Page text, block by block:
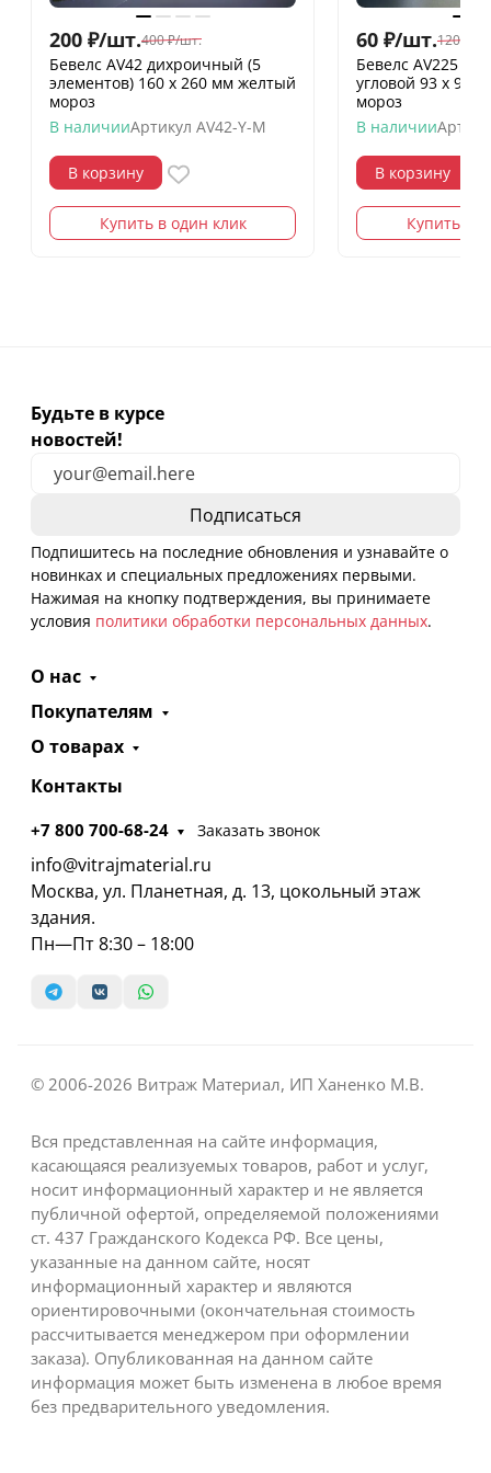
200 ₽/шт.400 ₽/шт.
Бевелс AV42 дихроичный (5
элементов) 160 х 260 мм желтый
мороз
В наличииАртикул AV42-Y-M
В корзину
Купить в один клик
60 ₽/шт.120
Бевелс AV225
угловой 93 х 93
мороз
В наличии
В корзину
Купить в
Будьте в курсе
новостей!
Подпишитесь на последние обновления и узнавайте о
новинках и специальных предложениях первыми.
Нажимая на кнопку подтверждения, вы принимаете
условия политики обработки персональных данных.
О нас
Покупателям
О товарах
Контакты
+7 800 700-68-24 Заказать звонок
info@vitrajmaterial.ru
Москва, ул. Планетная, д. 13, цокольный этаж
здания.
Пн—Пт 8:30 – 18:00
© 2006-2026 Витраж Материал, ИП Ханенко М.В.
Вся представленная на сайте информация,
касающаяся реализуемых товаров, работ и услуг,
носит информационный характер и не является
публичной офертой, определяемой положениями
ст. 437 Гражданского Кодекса РФ. Все цены,
указанные на данном сайте, носят
информационный характер и являются
ориентировочными (окончательная стоимость
рассчитывается менеджером при оформлении
заказа). Опубликованная на данном сайте
информация может быть изменена в любое время
без предварительного уведомления.